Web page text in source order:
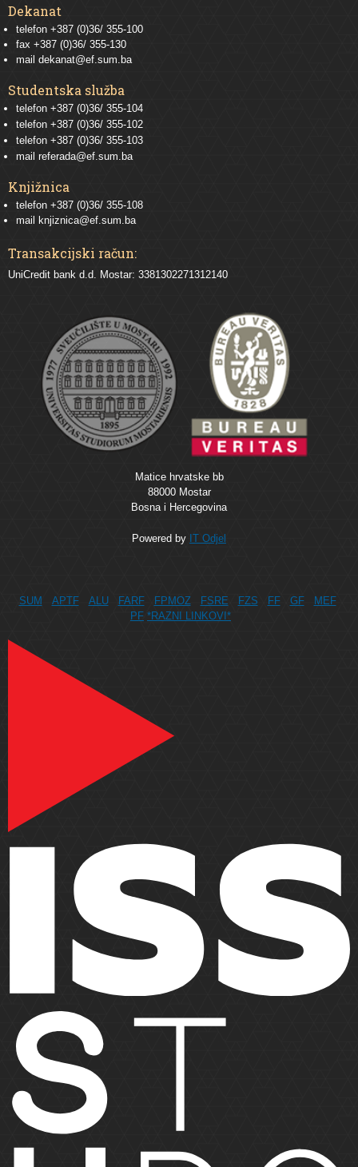
Dekanat
telefon +387 (0)36/ 355-100
fax +387 (0)36/ 355-130
mail dekanat@ef.sum.ba
Studentska služba
telefon +387 (0)36/ 355-104
telefon +387 (0)36/ 355-102
telefon +387 (0)36/ 355-103
mail referada@ef.sum.ba
Knjižnica
telefon +387 (0)36/ 355-108
mail
knjiznica@ef.sum.ba
Transakcijski račun:
UniCredit bank d.d. Mostar: 3381302271312140
Matice hrvatske bb
88000 Mostar
Bosna i Hercegovina
Powered by IT Odjel
SUM APTF ALU FARF FPMOZ FSRE FZS FF GF
MEF
PF *RAZNI LINKOVI*